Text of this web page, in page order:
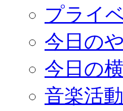
プライ
今日の
今日の
音楽活動